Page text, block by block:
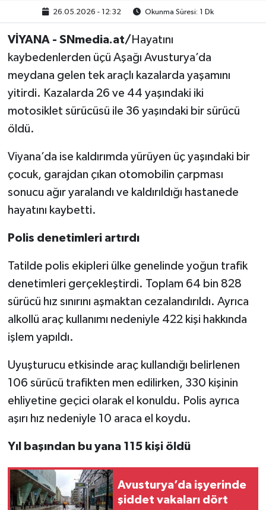
26.05.2026 - 12:32 Okunma Süresi: 1 Dk
VİYANA - SNmedia.at/ Hayatını
kaybedenlerden üçü Aşağı Avusturya’da
meydana gelen tek araçlı kazalarda yaşamını
yitirdi. Kazalarda 26 ve 44 yaşındaki iki
motosiklet sürücüsü ile 36 yaşındaki bir sürücü
öldü.
Viyana’da ise kaldırımda yürüyen üç yaşındaki bir
çocuk, garajdan çıkan otomobilin çarpması
sonucu ağır yaralandı ve kaldırıldığı hastanede
hayatını kaybetti.
Polis denetimleri artırdı
Tatilde polis ekipleri ülke genelinde yoğun trafik
denetimleri gerçekleştirdi. Toplam 64 bin 828
sürücü hız sınırını aşmaktan cezalandırıldı. Ayrıca
alkollü araç kullanımı nedeniyle 422 kişi hakkında
işlem yapıldı.
Uyuşturucu etkisinde araç kullandığı belirlenen
106 sürücü trafikten men edilirken, 330 kişinin
ehliyetine geçici olarak el konuldu. Polis ayrıca
aşırı hız nedeniyle 10 araca el koydu.
Yıl başından bu yana 115 kişi öldü
Avusturya’da işyerinde
şiddet vakaları dört